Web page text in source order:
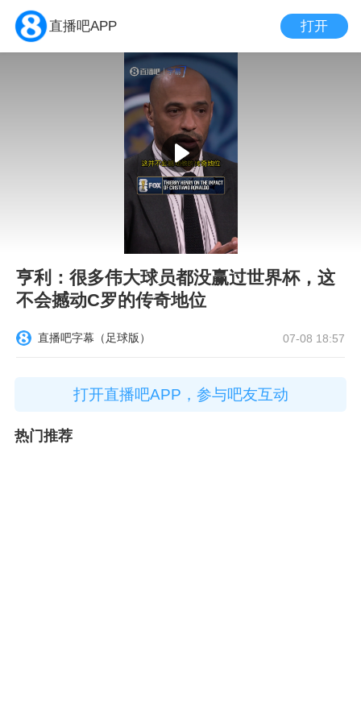
直播吧APP 打开
亨利：很多伟大球员都没赢过世界杯，这
不会撼动C罗的传奇地位
直播吧字幕（足球版） 07-08 18:57
打开直播吧APP，参与吧友互动
热门推荐